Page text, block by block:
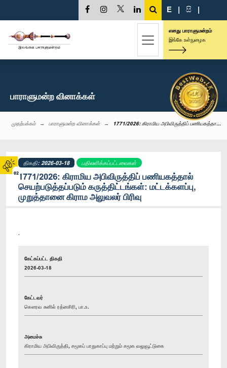
02
E | සි |
எனது பாராளுமன்றம்
இங்கே உள்நுழைக
பாராளுமன்ற வினாக்கள்
முதற்பக்கம் பாராளுமன்ற வினாக்கள் 1771/2026: கிராமிய அபிவிருத்திப் பணியகத்தா...
திகதி: 2026-03-18 பதிலளிக்கப்பட்டவைகள்
1771/2026: கிராமிய அபிவிருத்திப் பணியகத்தால்
செயற்படுத்தப்படும் கருத்திட்டங்கள்: மட்டக்களப்பு,
முறுத்தானை கிராம அலுவலர் பிரிவு
.
கேட்கப்பட்ட திகதி
2026-03-18
கேட்டவர்
கௌரவ சுனில் ரத்னசிரி, பா.உ.
அமைச்சு
கிராமிய அபிவிருத்தி, சமூகப் பாதுகாப்பு மற்றும் சமூக வலுவூட்டுகை